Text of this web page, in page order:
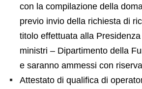
con la compilazione della
previo invio della richiesta di
titolo effettuata alla
ministri – Dipartimento della
e saranno ammessi con
Attestato di qualifica di